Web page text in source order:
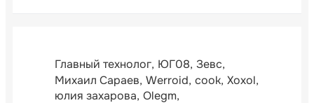
Главный технолог ЮГ08 Зевс
Михаил Сараев Werroid cook Xoxol
юлия захарова Olegm